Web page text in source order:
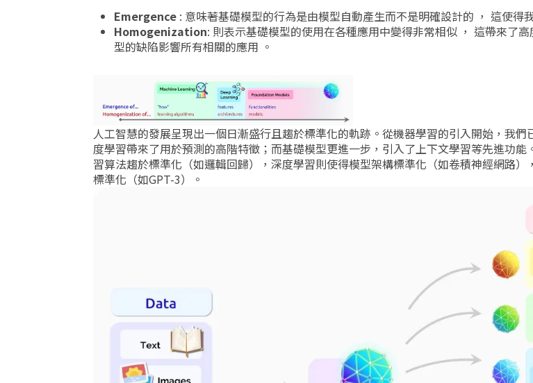
Emergence : 意味著基礎模型的行為是由模型自動產生而不是明確設計的 ， 這使得
Homogenization: 則表示基礎模型的使用在各種應用中變得非常相似 ， 這帶來了
型的缺陷影響所有相關的應用 。
人工智慧的發展呈現出一個日漸盛行且趨於標準化的軌跡。從機器學習的引入開始，我
度學習帶來了用於預測的高階特徵；而基礎模型更進一步，引入了上下文學習等先進功能
習算法趨於標準化（如邏輯回歸），深度學習則使得模型架構標準化（如卷積神經網路）
標準化（如GPT-3）。